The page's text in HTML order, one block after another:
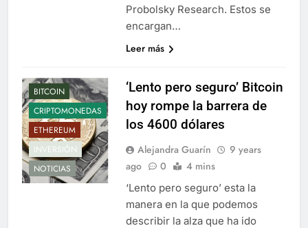
Probolsky Research. Estos se
encargan…
Leer más
BITCOIN
CRIPTOMONEDAS
ETHEREUM
INVERSIÓN
NOTICIAS
‘Lento pero seguro’ Bitcoin
hoy rompe la barrera de
los 4600 dólares
Alejandra Guarín
9 years
ago
0 4 mins
‘Lento pero seguro’ esta la
manera en la que podemos
describir la alza que ha ido